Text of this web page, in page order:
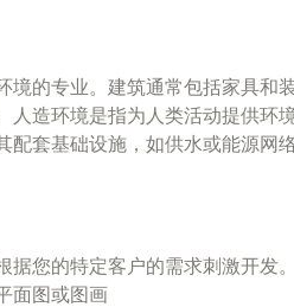
的专业。建筑通常包括家具和
造环境是指为人类活动提供环
套基础设施，如供水或能源网络
您的特定客户的需求刺激开发
面图或图画